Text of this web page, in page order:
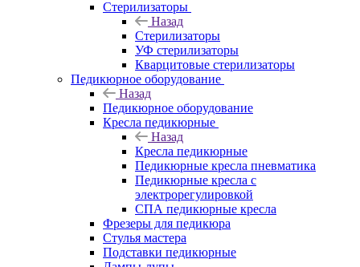
Стерилизаторы
Назад
Стерилизаторы
УФ стерилизаторы
Кварцитовые стерилизаторы
Педикюрное оборудование
Назад
Педикюрное оборудование
Кресла педикюрные
Назад
Кресла педикюрные
Педикюрные кресла пневматика
Педикюрные кресла с
электрорегулировкой
СПА педикюрные кресла
Фрезеры для педикюра
Стулья мастера
Подставки педикюрные